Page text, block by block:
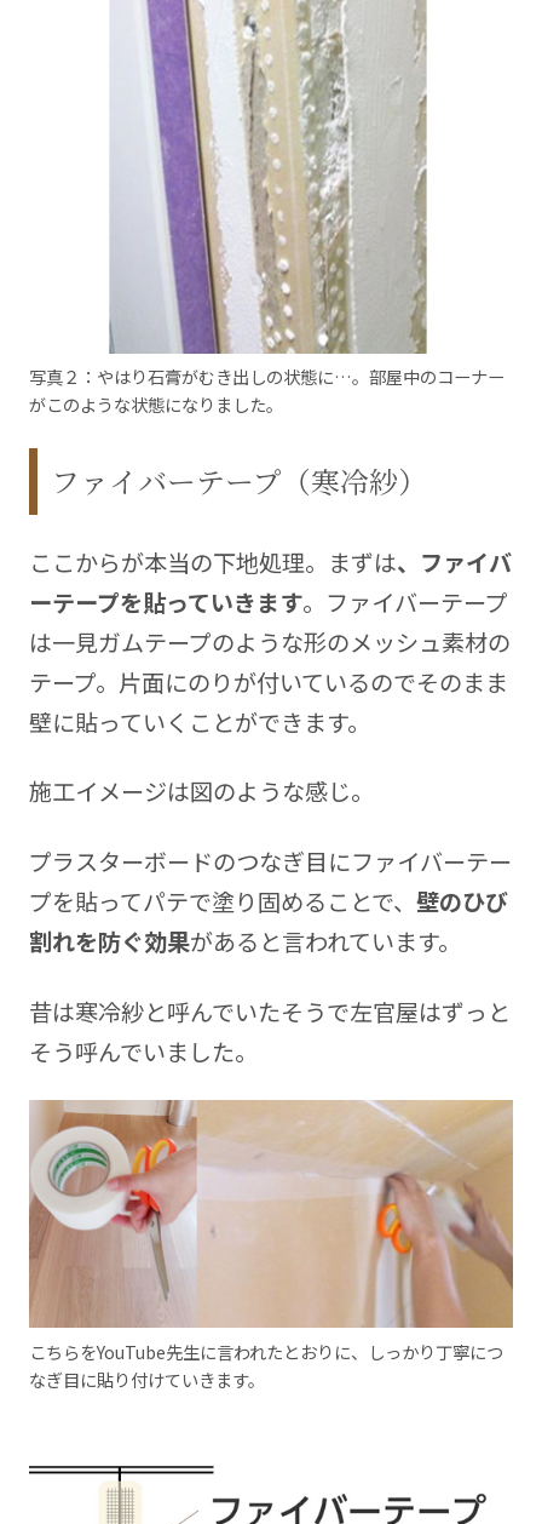
写真２：やはり石膏がむき出しの状態に…。部屋中のコーナー
がこのような状態になりました。
ファイバーテープ（寒冷紗）
ここからが本当の下地処理。まずは、ファイバ
ーテープを貼っていきます。ファイバーテープ
は一見ガムテープのような形のメッシュ素材の
テープ。片面にのりが付いているのでそのまま
壁に貼っていくことができます。
施工イメージは図のような感じ。
プラスターボードのつなぎ目にファイバーテー
プを貼ってパテで塗り固めることで、 壁のひび
割れを防ぐ効果があると言われています。
昔は寒冷紗と呼んでいたそうで左官屋はずっと
そう呼んでいました。
こちらをYouTube先生に言われたとおりに、しっかり丁寧につ
なぎ目に貼り付けていきます。